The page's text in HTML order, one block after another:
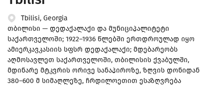
Tbilisi, Georgia
თბილისი — დედაქალაქი და მუნიციპალიტეტი
საქართველოში; 1922–1936 წლებში ერთდროულად იყო
ამიერკავკასიის სფსრ დედაქალაქი; მდებარეობს
აღმოსავლეთ საქართველოში, თბილისის ქვაბულში,
მდინარე მტკვრის ორივე სანაპიროზე, ზღვის დონიდან
380–600 მ სიმაღლეზე, ჩრდილოეთით ესაზღვრება